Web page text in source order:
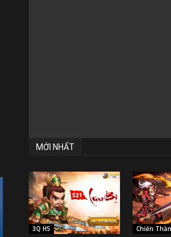
MỚI NHẤT
3Q H5 Chiến